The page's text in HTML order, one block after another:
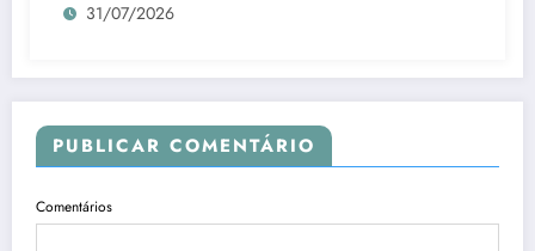
31/07/2026
PUBLICAR COMENTÁRIO
Comentários